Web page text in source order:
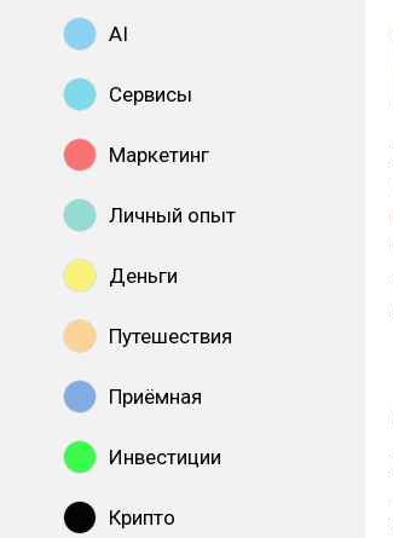
AI
Сервисы
Маркетинг
Личный опыт
Деньги
Путешествия
Приёмная
Инвестиции
Крипто